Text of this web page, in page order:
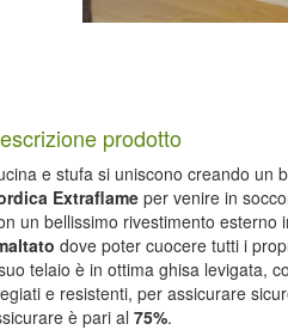
prodotto
e stufa si uniscono creando un
Extraflame per venire in
un bellissimo rivestimento esterno
dove poter cuocere tutti i
telaio è in ottima ghisa levigata,
e resistenti, per assicurare
è pari al 75%.